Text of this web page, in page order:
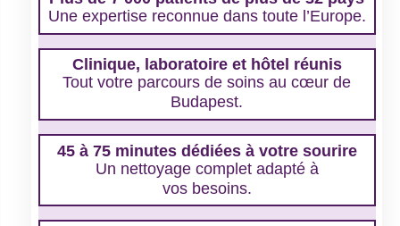
Une expertise reconnue dans toute l’Europe.
Clinique, laboratoire et hôtel réunis
Tout votre parcours de soins au cœur de
Budapest.
45 à 75 minutes dédiées à votre sourire
Un nettoyage complet adapté à
vos besoins.